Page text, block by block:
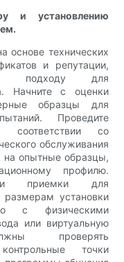
и установлению
основе технических
и репутации,
подходу для
Начните с оценки
образцы для
Проведите
со
обслуживания
на опытные образцы,
профилю.
приемки для
размерам установки
с физическими
или виртуальную
проверять
точки